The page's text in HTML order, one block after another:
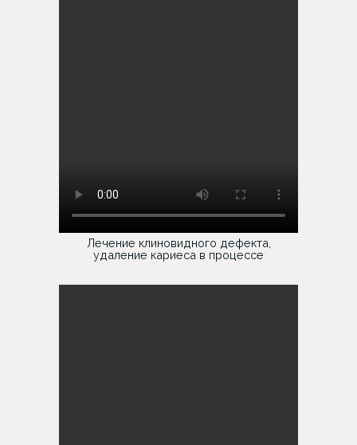
Лечение клиновидного дефекта,
удаление кариеса в процессе